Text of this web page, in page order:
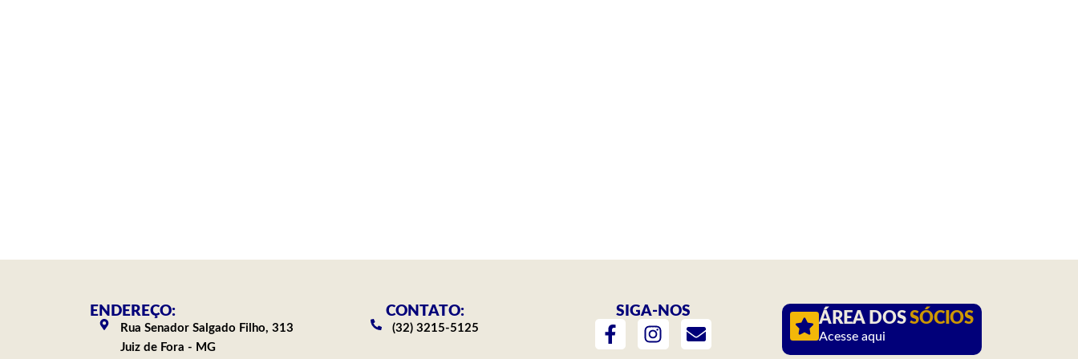
ENDEREÇO:
Rua Senador Salgado Filho, 313
Juiz de Fora - MG
CONTATO:
(32) 3215-5125
SIGA-NOS
F
a
I
n
E
n
ÁREA DOSSÓCIOS
Acesse aqui